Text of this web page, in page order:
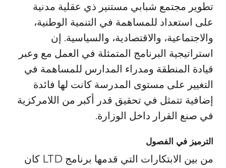
تطوير مجتمع شبابي مستنير ذي عقلية مدنية
على استعداد للمساهمة في التنمية الوطنية،
والاجتماعية، والاقتصادية، والسياسية. إن
استراتيجية البرنامج المتمثلة في العمل مع وعبر
قيادة المنطقة ومدراء المدارس للمساهمة في
التغيير على مستوى المدرسة كانت لها فائدة
إضافية تتمثل في تحقيق قدر أكبر من اللامركزية
في صنع القرار داخل الوزارة.
الترميز في الفصول
من بين الابتكارات التي قدمها برنامج LTD كان